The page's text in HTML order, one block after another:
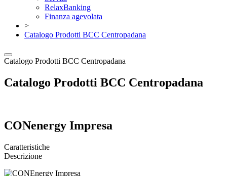
RelaxBanking
Finanza agevolata
>
Catalogo Prodotti BCC Centropadana
Catalogo Prodotti BCC Centropadana
Catalogo Prodotti BCC Centropadana
CONenergy Impresa
Caratteristiche
Descrizione